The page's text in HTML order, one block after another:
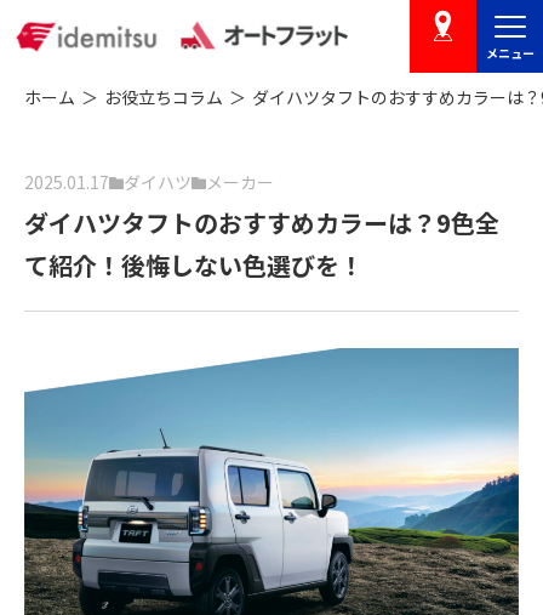
店舗を探す
メニュー
ホーム お役立ちコラム ダイハツタフトのおすすめカラーは
2025.01.17 ダイハツ メーカー
ダイハツタフトのおすすめカラーは？9色全
て紹介！後悔しない色選びを！